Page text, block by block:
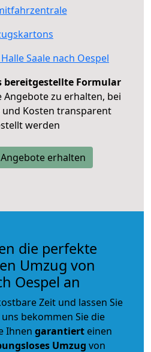
Saale nach Oespel
bereitgestellte Formular
Angebote zu erhalten, bei
und Kosten transparent
werden
erhalten
die perfekte
Umzug von
Oespel an
Zeit und lassen Sie
bekommen Sie die
Ihnen garantiert einen
Umzug von